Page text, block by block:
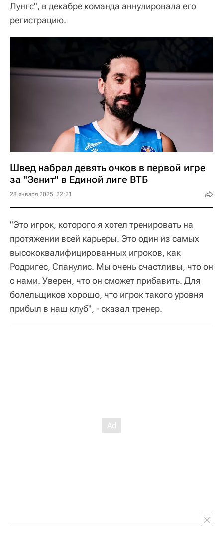
Лунгс", в декабре команда аннулировала его
регистрацию.
Швед набрал девять очков в первой игре
за "Зенит" в Единой лиге ВТБ
28 января 2025, 22:21
"Это игрок, которого я хотел тренировать на
протяжении всей карьеры. Это один из самых
высококвалифицированных игроков, как
Родригес, Спанулис. Мы очень счастливы, что он
с нами. Уверен, что он сможет прибавить. Для
болельщиков хорошо, что игрок такого уровня
прибыл в наш клуб", - сказал тренер.